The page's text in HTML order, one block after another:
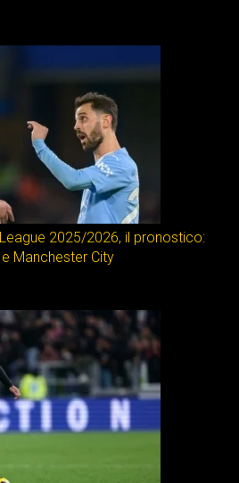
2025/2026, il pronostico:
Manchester City